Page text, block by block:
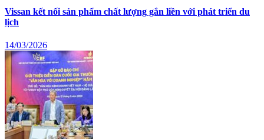
Vissan kết nối sản phẩm chất lượng gắn liền với phát triển du
lịch
14/03/2026